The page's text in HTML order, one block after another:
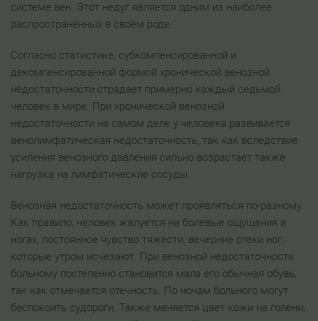
системе вен. Этот недуг является одним из наиболее
распространённых в своём роде.
Согласно статистике, субкомпенсированной и
декомпенсированной формой хронической венозной
недостаточности страдает примерно каждый седьмой
человек в мире. При хронической венозной
недостаточности на самом деле у человека развивается
венолимфатическая недостаточность, так как вследствие
усиления венозного давления сильно возрастает также
нагрузка на лимфатические сосуды.
Венозная недостаточность может проявляться по-разному.
Как правило, человек жалуется на болевые ощущения в
ногах, постоянное чувство тяжести, вечерние отеки ног,
которые утром исчезают. При венозной недостаточности
больному постепенно становится мала его обычная обувь,
так как отмечается отечность. По ночам больного могут
беспокоить судороги. Также меняется цвет кожи на голени,